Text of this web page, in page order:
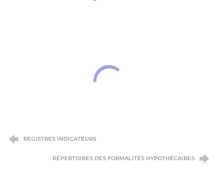
REGISTRES INDICATEURS
RÉPERTOIRES DES FORMALITÉS HYPOTHÉCAIRES